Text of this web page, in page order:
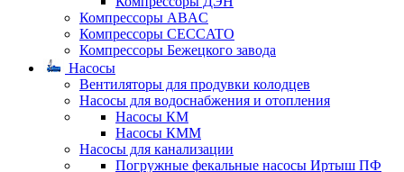
Компрессоры ABAC
Компрессоры CECCATO
Компрессоры Бежецкого завода
Насосы
Вентиляторы для продувки колодцев
Насосы для водоснабжения и отопления
Насосы КМ
Насосы КММ
Насосы для канализации
Погружные фекальные насосы Иртыш ПФ